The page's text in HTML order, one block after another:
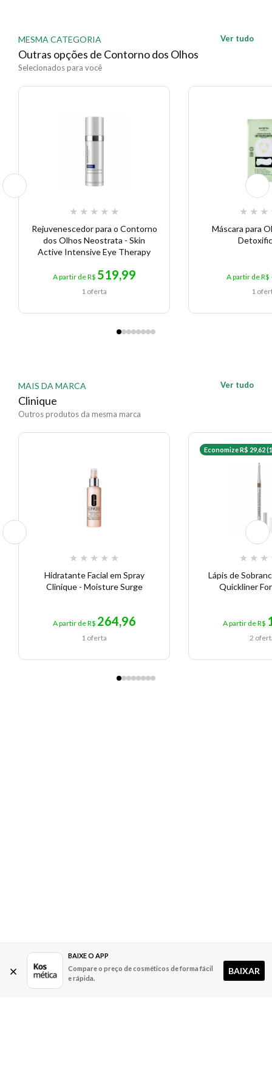
MESMA CATEGORIA
Outras opções de Contorno dos Olhos
Selecionados para você
Ver tudo
★ ★ ★ ★ ★
Rejuvenescedor para o Contorno
dos Olhos Neostrata - Skin
Active Intensive Eye Therapy
A partir de R$ 519,99
1 oferta
★ ★ ★
Máscara para
A partir de R$
1
MAIS DA MARCA
Clinique
Outros produtos da mesma marca
Ver tudo
★ ★ ★ ★ ★
Hidratante Facial em Spray
Clinique - Moisture Surge
A partir de R$ 264,96
1 oferta
Economize R$ 29,62
★ ★ ★
Lápis de
Quickliner
A partir de R$
2
BAIXE O APP
Compare o preço de cosméticos de forma fácil
e rápida.
BAIXAR